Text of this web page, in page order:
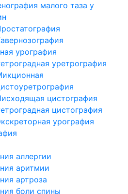
малого таза у
урография
уретрография
цистография
цистография
урография
аллергии
аритмии
артроза
боли спины